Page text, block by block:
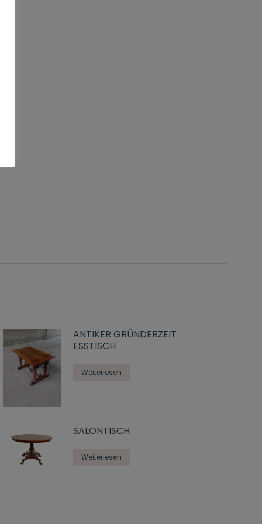
ANTIKER GRÜNDERZEIT
ESSTISCH
Weiterlesen
SALONTISCH
Weiterlesen